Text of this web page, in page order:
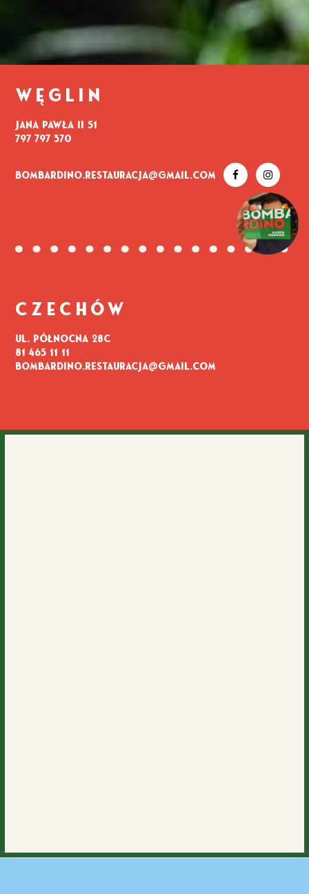
WĘGLIN
Jana Pawła II 51
797 797 370
bombardino.restauracja@gmail.com
CZECHÓW
ul. Północna 28c
81 465 11 11
bombardino.restauracja@gmail.com